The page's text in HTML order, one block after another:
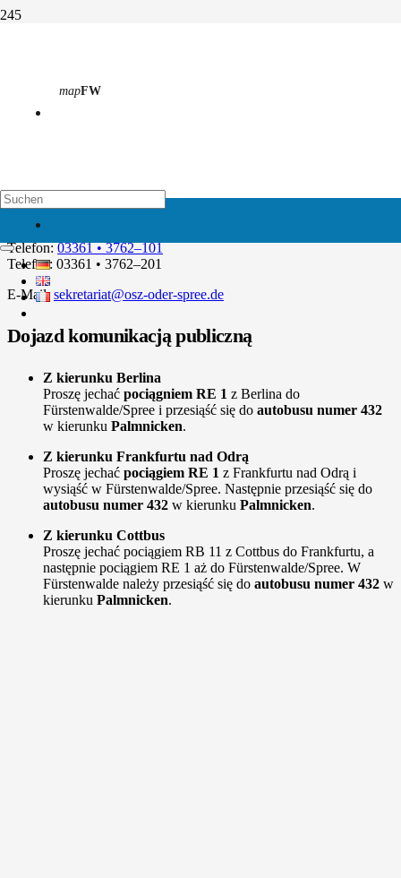
mapFW
Strona główna
Podejście
Palmnicken 1
Telefon:03361 • 3762–101
Telefax: 03361 • 3762–201
E-Mail: sekretariat@osz-oder-spree.de
Dojazd komunikacją publiczną
Z kierunku Berlina
Proszę jechać pociągniem RE 1 z Berlina do
Fürstenwalde/Spree i przesiąść się do autobusu numer 432
w kierunku Palmnicken.
Z kierunku Frankfurtu nad Odrą
Proszę jechać pociągiem RE 1 z Frankfurtu nad Odrą i
wysiąść w Fürstenwalde/Spree. Następnie przesiąść się do
autobusu numer 432 w kierunku Palmnicken.
Z kierunku Cottbus
Proszę jechać pociągiem RB 11 z Cottbus do Frankfurtu, a
następnie pociągiem RE 1 aż do Fürstenwalde/Spree. W
Fürstenwalde należy przesiąść się do autobusu numer 432 w
kierunku Palmnicken.